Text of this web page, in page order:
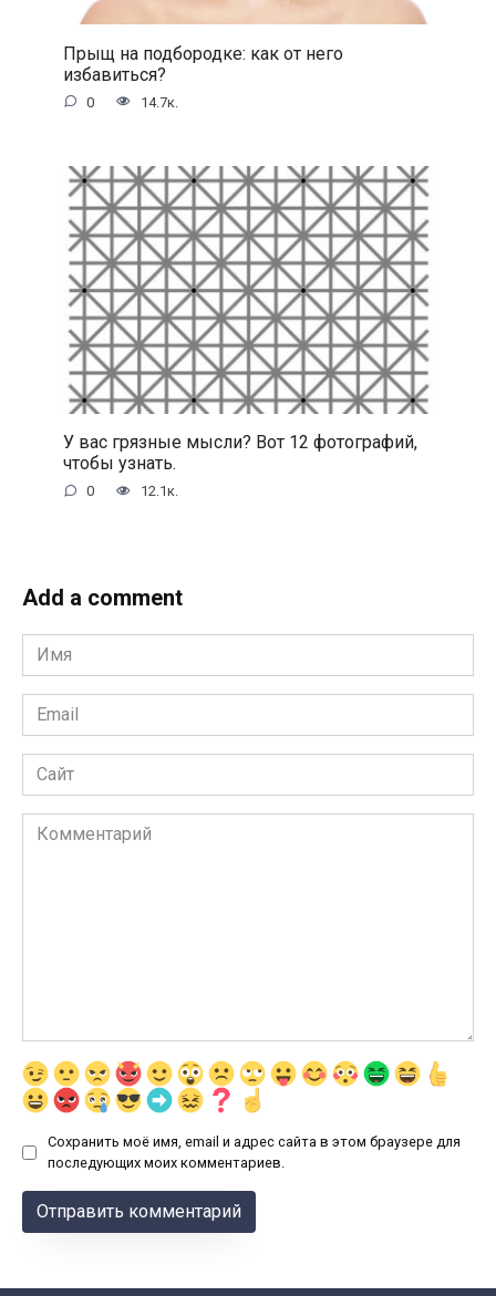
Прыщ на подбородке: как от него
избавиться?
0 14.7к.
У вас грязные мысли? Вот 12 фотографий,
чтобы узнать.
0 12.1к.
Add a comment
Имя
*
Email
*
Сайт
Комментарий
Сохранить моё имя, email и адрес сайта в этом браузере для
последующих моих комментариев.